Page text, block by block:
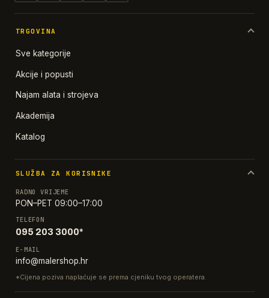
TRGOVINA
Sve kategorije
Akcije i popusti
Najam alata i strojeva
Akademija
Katalog
SLUŽBA ZA KORISNIKE
RADNO VRIJEME
PON–PET 09:00–17:00
TELEFON
095 203 3000*
E-MAIL
info@malershop.hr
*Cijena poziva naplaćuje se prema cjeniku tvog operatera.